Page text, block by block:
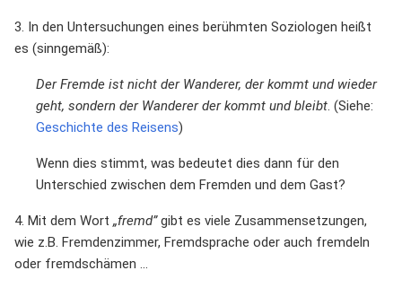
3. In den Untersuchungen eines berühmten Soziologen heißt
es (sinngemäß):
Der Fremde ist nicht der Wanderer, der kommt und wieder
geht, sondern der Wanderer der kommt und bleibt. (Siehe:
Geschichte des Reisens)
Wenn dies stimmt, was bedeutet dies dann für den
Unterschied zwischen dem Fremden und dem Gast?
4. Mit dem Wort „fremd”gibt es viele Zusammensetzungen,
wie z.B. Fremdenzimmer, Fremdsprache oder auch fremdeln
oder fremdschämen ...